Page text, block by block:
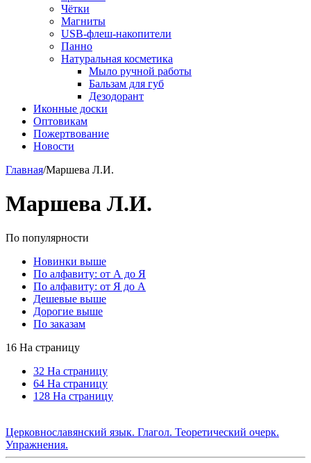
Чётки
Магниты
USB-флеш-накопители
Панно
Натуральная косметика
Мыло ручной работы
Бальзам для губ
Дезодорант
Иконные доски
Оптовикам
Пожертвование
Новости
Главная/Маршева Л.И.
Маршева Л.И.
По популярности
Новинки выше
По алфавиту: от А до Я
По алфавиту: от Я до А
Дешевые выше
Дорогие выше
По заказам
16 На страницу
32 На страницу
64 На страницу
128 На страницу
Церковнославянский язык. Глагол. Теоретический очерк.
Упражнения.